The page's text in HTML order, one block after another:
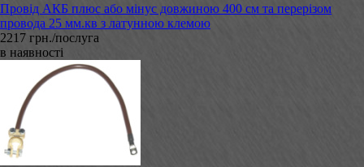
Провід АКБ плюс або мінус довжиною 400 см та перерізом
провода 25 мм.кв з латунною клемою
2217 грн./послуга
в наявності